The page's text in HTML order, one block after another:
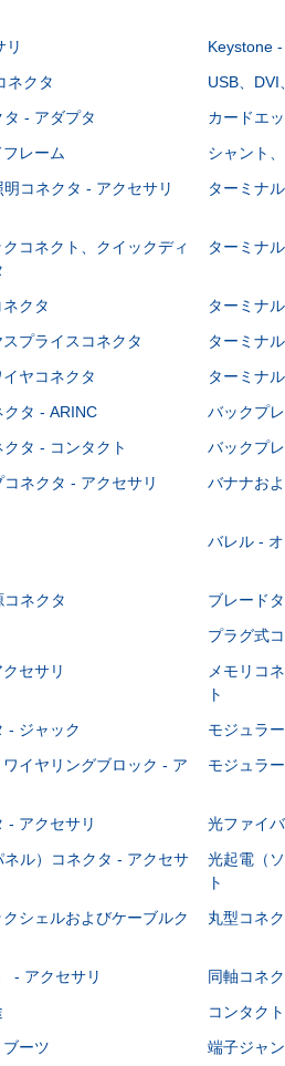
リ Keystone
ネクタ USB、DVI
- アダプタ カードエ
レーム シャント
コネクタ - アクセサリ ターミナ
コネクト、クイックディ
ターミナ
クタ ターミナ
プライスコネクタ ターミナ
ヤコネクタ ターミナ
タ - ARINC バックプ
タ - コンタクト バックプ
ネクタ - アクセサリ バナナお
バレル -
ネクタ ブレード
プラグ式
セサリ
メモリコ
ト
- ジャック モジュラ
イヤリングブロック - ア
モジュラ
- アクセサリ 光ファイ
ル）コネクタ - アクセサ
光起電（
ト
シェルおよびケーブルク
丸型コネ
- アクセサリ 同軸コネ
コンタク
ーツ 端子ジャ